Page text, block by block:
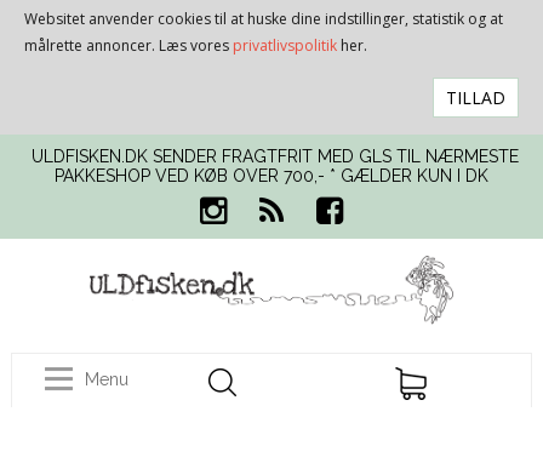
Websitet anvender cookies til at huske dine indstillinger, statistik og at
målrette annoncer. Læs vores privatlivspolitik her.
TILLAD
ULDFISKEN.DK SENDER FRAGTFRIT MED GLS TIL NÆRMESTE
PAKKESHOP VED KØB OVER 700,- * GÆLDER KUN I DK
Menu